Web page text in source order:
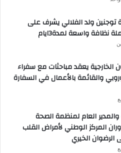
توجنين ولد الفلالي يشرف على
نظافة واسعة لمدة3ايام
الخارجية يعقد مباحثات مع سفراء
والقائمة بالأعمال في السفارة
والمدير العام لمنظمة الصحة
المركز الوطني لأمراض القلب
الخيري